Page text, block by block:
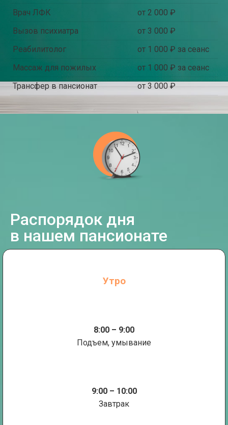
Врач ЛФК
от 2 000 ₽
Вызов психиатра
от 3 000 ₽
Реабилитолог
от 1 000 ₽ за сеанс
Массаж для пожилых
от 1 000 ₽ за сеанс
Трансфер в пансионат
от 3 000 ₽
Распорядок дня
в нашем пансионате
Утро
8:00 – 9:00
Подъем, умывание
9:00 – 10:00
Завтрак